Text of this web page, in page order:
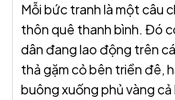
Mỗi bức tranh là một câu
thôn quê thanh bình. Đó
dân đang lao động trên
thả gặm cỏ bên triền đê,
buông xuống phủ vàng